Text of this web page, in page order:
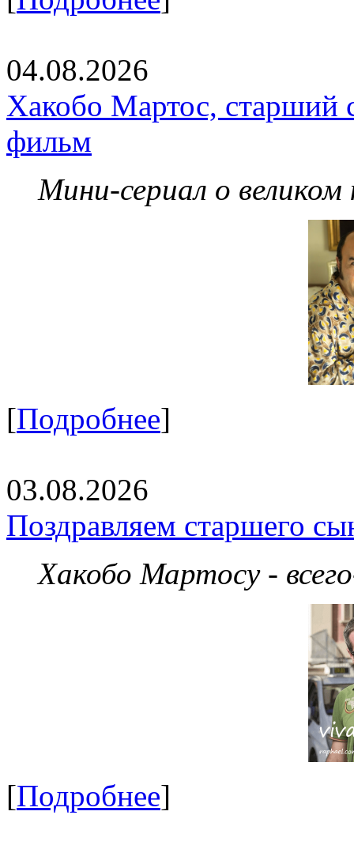
04.08.2026
Хакобо Мартос, старший
фильм
Мини-сериал о великом
[Подробнее]
03.08.2026
Поздравляем старшего
Хакобо Мартосу -
[Подробнее]